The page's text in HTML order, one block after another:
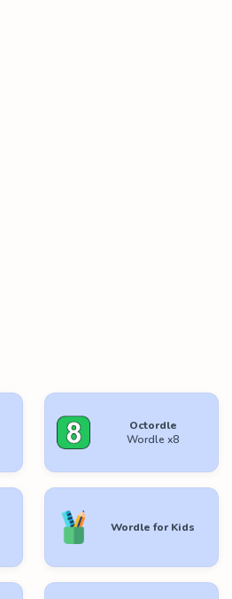
Octordle
Wordle x8
Wordle for Kids